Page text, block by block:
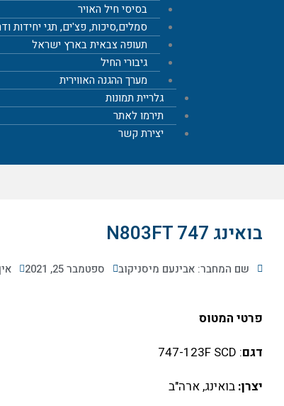
בסיסי חיל האויר
סמלים,סיכות, פצ'ים, תגי יחידות
תעופה צבאית בארץ ישראל
גיבורי החיל
מערך ההגנה האווירית
גלריית תמונות
תירמו לאתר
יצירת קשר
בואינג N803FT 747
שם המחבר: אבינעם מיסניקוב ספטמבר 25, 2021
פרטי המטוס
דגם: 747-123F SCD
יצרן: בואינג, ארה"ב